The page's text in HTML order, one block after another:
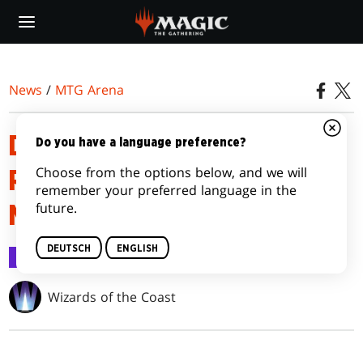
main
News / MTG Arena
DETAILS ZUR DER HERR DER
RINGE: GESCHICHTEN AUS
MITTELERDE™ MEISTERUNG
MTG Arena 7. Juni 2023
Wizards of the Coast
Do you have a language preference?
Choose from the options below, and we will
remember your preferred language in the
future.
DEUTSCH ENGLISH